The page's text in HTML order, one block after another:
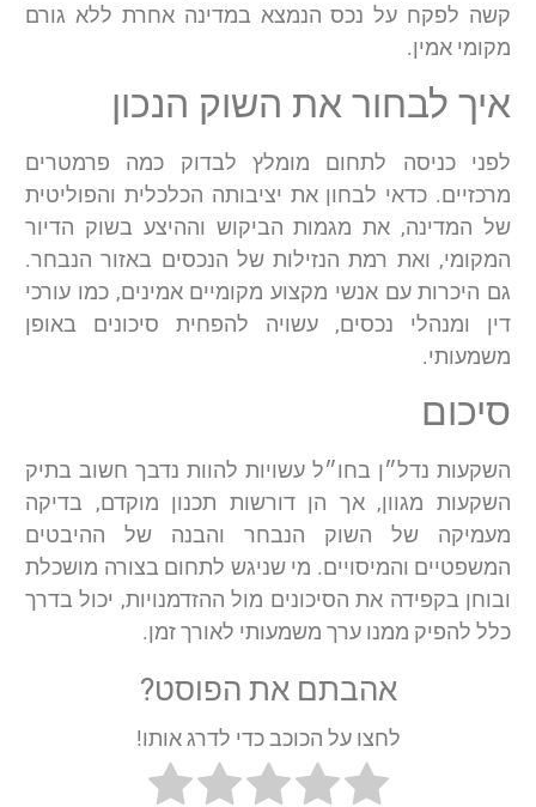
קשה לפקח על נכס הנמצא במדינה אחרת ללא גורם
מקומי אמין.
איך לבחור את השוק הנכון
לפני כניסה לתחום מומלץ לבדוק כמה פרמטרים
מרכזיים. כדאי לבחון את יציבותה הכלכלית והפוליטית
של המדינה, את מגמות הביקוש וההיצע בשוק הדיור
המקומי, ואת רמת הנזילות של הנכסים באזור הנבחר.
גם היכרות עם אנשי מקצוע מקומיים אמינים, כמו עורכי
דין ומנהלי נכסים, עשויה להפחית סיכונים באופן
משמעותי.
סיכום
השקעות נדל״ן בחו״ל עשויות להוות נדבך חשוב בתיק
השקעות מגוון, אך הן דורשות תכנון מוקדם, בדיקה
מעמיקה של השוק הנבחר והבנה של ההיבטים
המשפטיים והמיסויים. מי שניגש לתחום בצורה מושכלת
ובוחן בקפידה את הסיכונים מול ההזדמנויות, יכול בדרך
כלל להפיק ממנו ערך משמעותי לאורך זמן.
אהבתם את הפוסט?
לחצו על הכוכב כדי לדרג אותו!